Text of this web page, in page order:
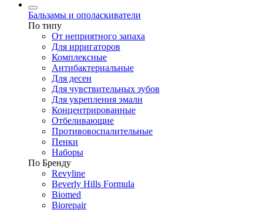
Бальзамы и ополаскиватели
По типу
От неприятного запаха
Для ирригаторов
Комплексные
Антибактериальные
Для десен
Для чувствительных зубов
Для укрепления эмали
Концентрированные
Отбеливающие
Противовоспалительные
Пенки
Наборы
По Бренду
Revyline
Beverly Hills Formula
Biomed
Biorepair